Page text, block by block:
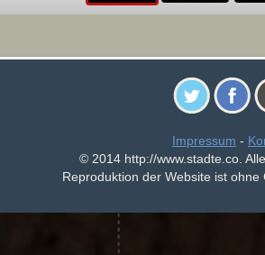
Impressum -
© 2014 http://www.stadte.co.
Reproduktion der Website ist ohne